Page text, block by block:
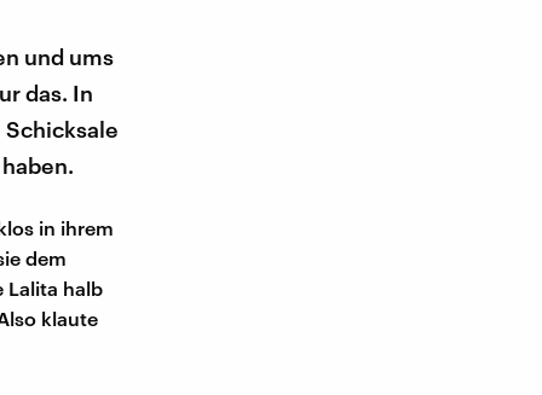
und ums
das. In
in ihrem
dem
Lalita halb
klaute